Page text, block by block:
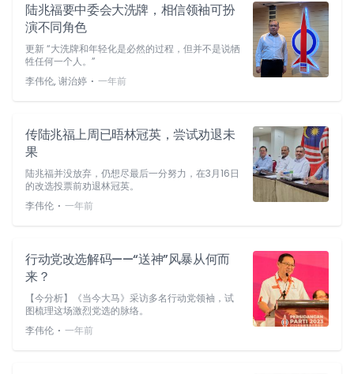
陆兆福要中委会大洗牌，相信领袖可扮
演不同角色
更新 “大洗牌和年轻化是必然的过程，但并不是说牺
牲任何一个人。”
李伟伦, 谢治婷 ⋅ 一年前
传陆兆福上周已晤林冠英，尝试劝退未
果
陆兆福并没放弃，仍想尽最后一分努力，在3月16日
的改选投票前劝退林冠英。
李伟伦 ⋅ 一年前
行动党改选解码——“送神”风暴从何而
来？
【今分析】《当今大马》采访多名行动党领袖，试
图梳理这场激烈党选的脉络。
李伟伦 ⋅ 一年前